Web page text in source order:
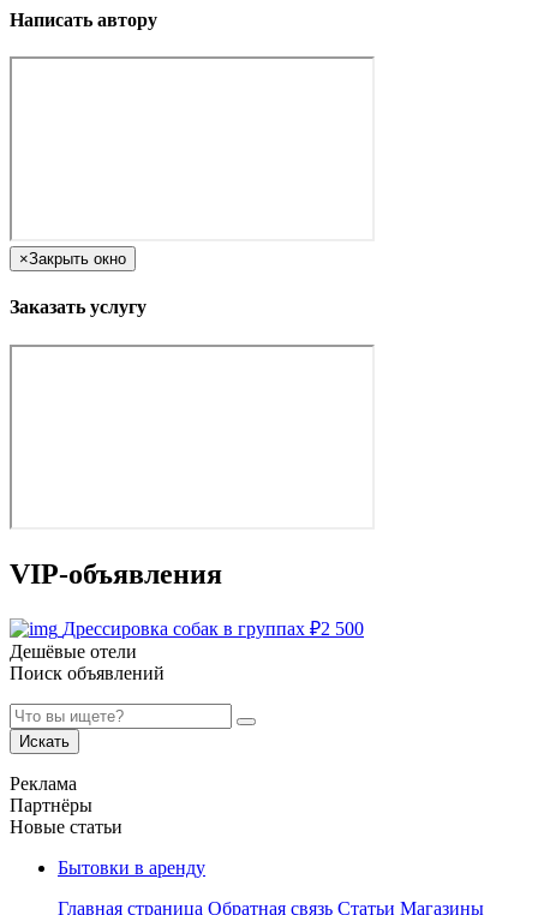
Написать автору
×Закрыть окно
Заказать услугу
VIP-объявления
Дрессировка собак в группах ₽2 500
Дешёвые отели
Поиск объявлений
Искать
Реклама
Партнёры
Новые статьи
Бытовки в аренду
Главная страница Обратная связь Статьи Магазины